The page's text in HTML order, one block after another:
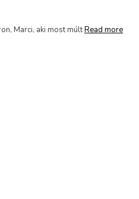
Marci, aki most múltRead more